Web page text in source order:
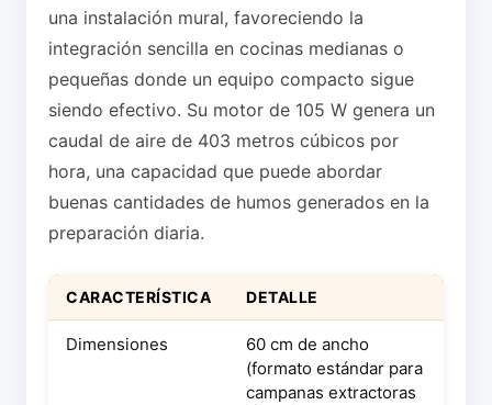
una instalación mural, favoreciendo la
integración sencilla en cocinas medianas o
pequeñas donde un equipo compacto sigue
siendo efectivo. Su motor de 105 W genera un
caudal de aire de 403 metros cúbicos por
hora, una capacidad que puede abordar
buenas cantidades de humos generados en la
preparación diaria.
CARACTERÍSTICA DETALLE
Dimensiones
60 cm de ancho
(formato estándar para
campanas extractoras